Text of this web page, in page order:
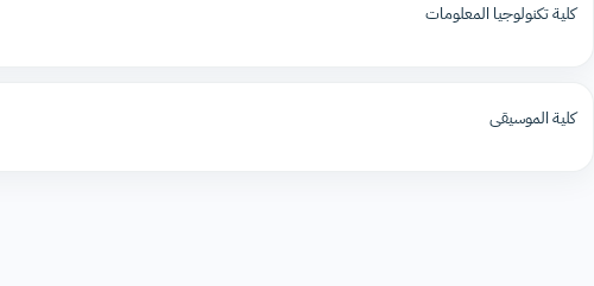
كلية تكنولوجيا المعلومات
كلية الموسيقى